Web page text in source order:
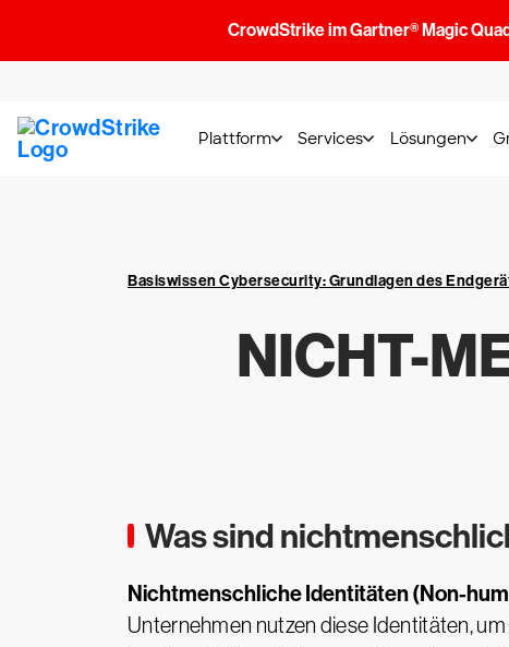
CrowdStrike im Gartner® Magic
Plattform Services Lösungen
Basiswissen Cybersecurity: Grundlagen des
NICHT-
Was sind
Nichtmenschliche Identitäten (Non-
Unternehmen nutzen diese Identitäten,